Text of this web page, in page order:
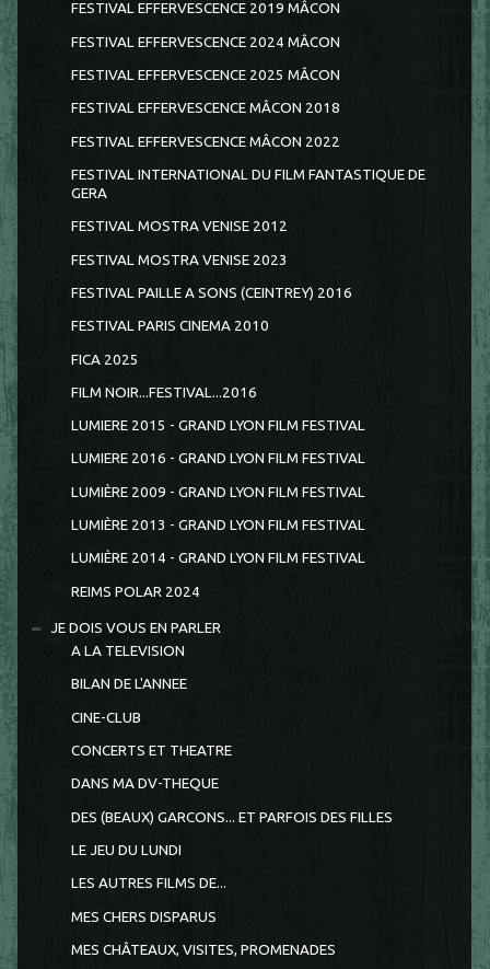
FESTIVAL EFFERVESCENCE 2019 MÂCON
FESTIVAL EFFERVESCENCE 2024 MÂCON
FESTIVAL EFFERVESCENCE 2025 MÂCON
FESTIVAL EFFERVESCENCE MÂCON 2018
FESTIVAL EFFERVESCENCE MÂCON 2022
FESTIVAL INTERNATIONAL DU FILM FANTASTIQUE DE
GERA
FESTIVAL MOSTRA VENISE 2012
FESTIVAL MOSTRA VENISE 2023
FESTIVAL PAILLE A SONS (CEINTREY) 2016
FESTIVAL PARIS CINEMA 2010
FICA 2025
FILM NOIR...FESTIVAL...2016
LUMIERE 2015 - GRAND LYON FILM FESTIVAL
LUMIERE 2016 - GRAND LYON FILM FESTIVAL
LUMIÈRE 2009 - GRAND LYON FILM FESTIVAL
LUMIÈRE 2013 - GRAND LYON FILM FESTIVAL
LUMIÈRE 2014 - GRAND LYON FILM FESTIVAL
REIMS POLAR 2024
JE DOIS VOUS EN PARLER
A LA TELEVISION
BILAN DE L'ANNEE
CINE-CLUB
CONCERTS ET THEATRE
DANS MA DV-THEQUE
DES (BEAUX) GARCONS... ET PARFOIS DES FILLES
LE JEU DU LUNDI
LES AUTRES FILMS DE...
MES CHERS DISPARUS
MES CHÂTEAUX, VISITES, PROMENADES